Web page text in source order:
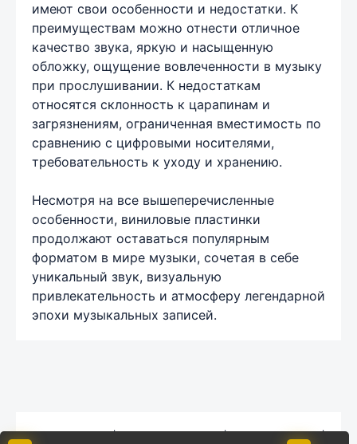
имеют свои особенности и недостатки. К
преимуществам можно отнести отличное
качество звука, яркую и насыщенную
обложку, ощущение вовлеченности в музыку
при прослушивании. К недостаткам
относятся склонность к царапинам и
загрязнениям, ограниченная вместимость по
сравнению с цифровыми носителями,
требовательность к уходу и хранению.
Несмотря на все вышеперечисленные
особенности, виниловые пластинки
продолжают оставаться популярным
форматом в мире музыки, сочетая в себе
уникальный звук, визуальную
привлекательность и атмосферу легендарной
эпохи музыкальных записей.
Комментарии